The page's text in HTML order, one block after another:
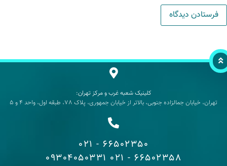
کلینیک شعبه غرب و مرکز تهران:
تهران، خیابان جمالزاده جنوبی، بالاتر از خیابان جمهوری، پلاک 78، طبقه اول، واحد 4 و 5
66502350 - 021
66502358 - 021
09304050331